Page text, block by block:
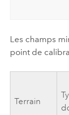
Les champs
point de
Terrain